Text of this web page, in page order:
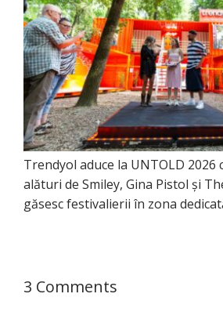
Trendyol aduce la UNTOLD 2026
alături de Smiley, Gina Pistol și
găsesc festivalierii în zona
3 Comments